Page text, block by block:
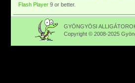
Flash Player 9 or better.
GYÖNGYÖSI
Copyright © 2008-2025